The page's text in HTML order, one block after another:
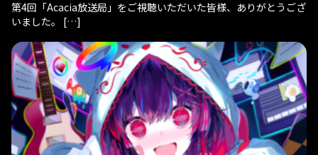
第4回「Acacia放送局」をご視聴いただいた皆様、ありがとうござ
いました。 […]